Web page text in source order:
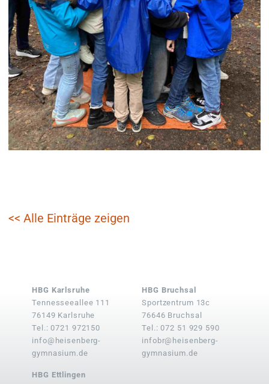
<< Alle Einträge zeigen
HBG Karlsruhe
Tennesseeallee 111
76149 Karlsruhe
Tel.: 0721 972150
info@heisenberg-
gymnasium.de
HBG Bruchsal
Sportzentrum 13c
76646 Bruchsal
Tel.: 072 51 929 590
infobr@heisenberg-
gymnasium.de
HBG Ettlingen